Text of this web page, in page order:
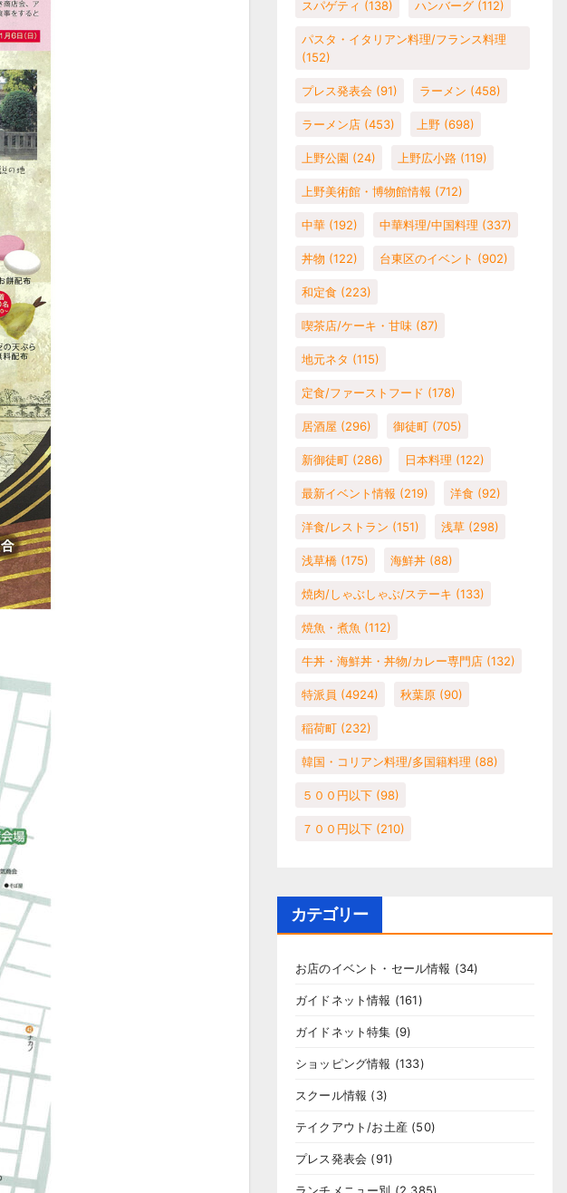
スパゲティ (138) ハンバーグ (112)
パスタ・イタリアン料理/フランス料理
(152)
プレス発表会 (91) ラーメン (458)
ラーメン店 (453) 上野 (698)
上野公園 (24) 上野広小路 (119)
上野美術館・博物館情報 (712)
中華 (192) 中華料理/中国料理 (337)
丼物 (122) 台東区のイベント (902)
和定食 (223)
喫茶店/ケーキ・甘味 (87)
地元ネタ (115)
定食/ファーストフード (178)
居酒屋 (296) 御徒町 (705)
新御徒町 (286) 日本料理 (122)
最新イベント情報 (219) 洋食 (92)
洋食/レストラン (151) 浅草 (298)
浅草橋 (175) 海鮮丼 (88)
焼肉/しゃぶしゃぶ/ステーキ (133)
焼魚・煮魚 (112)
牛丼・海鮮丼・丼物/カレー専門店 (132)
特派員 (4924) 秋葉原 (90)
稲荷町 (232)
韓国・コリアン料理/多国籍料理 (88)
５００円以下 (98)
７００円以下 (210)
カテゴリー
お店のイベント・セール情報 (34)
ガイドネット情報 (161)
ガイドネット特集 (9)
ショッピング情報 (133)
スクール情報 (3)
テイクアウト/お土産 (50)
プレス発表会 (91)